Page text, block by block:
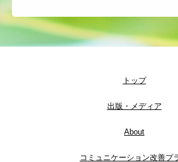
トップ
出版・メディア
About
コミュニケーション改善プ